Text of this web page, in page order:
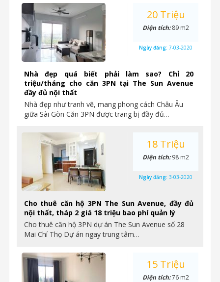
Nhà đẹp quá biết phải làm sao? Chỉ 20
triệu/tháng cho căn 3PN tại The Sun Avenue
đầy đủ nội thất
Nhà đẹp như tranh vẽ, mang phong cách Châu Âu
giữa Sài Gòn Căn 3PN được trang bị đầy đủ…
20 Triệu
Diện tích:89 m2
Ngày đăng: 7-03-2020
Cho thuê căn hộ 3PN The Sun Avenue, đầy đủ
nội thất, tháp 2 giá 18 triệu bao phí quản lý
Cho thuê căn hộ 3PN dự án The Sun Avenue số 28
Mai Chí Thọ Dự án ngay trung tâm…
18 Triệu
Diện tích:98 m2
Ngày đăng: 3-03-2020
15 Triệu
Diện tích:76 m2